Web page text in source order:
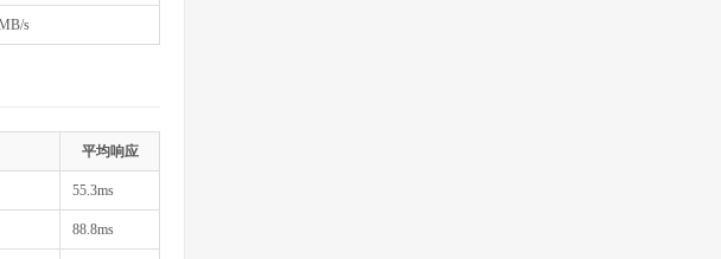
s
平均响应
55.3ms
88.8ms